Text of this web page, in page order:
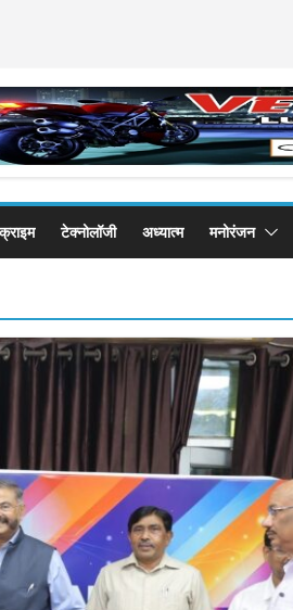
क्राइम टेक्नोलॉजी अध्यात्म मनोरंजन